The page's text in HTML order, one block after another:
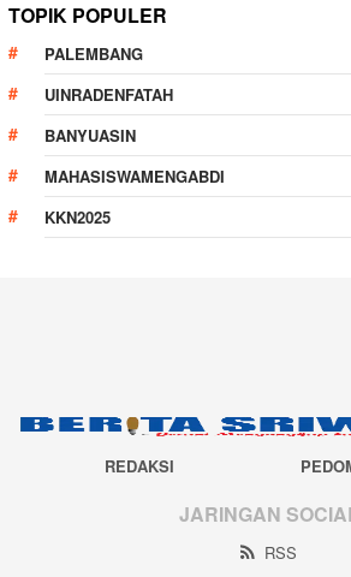
TOPIK POPULER
PALEMBANG
UINRADENFATAH
BANYUASIN
MAHASISWAMENGABDI
KKN2025
REDAKSI
JARINGAN
RSS